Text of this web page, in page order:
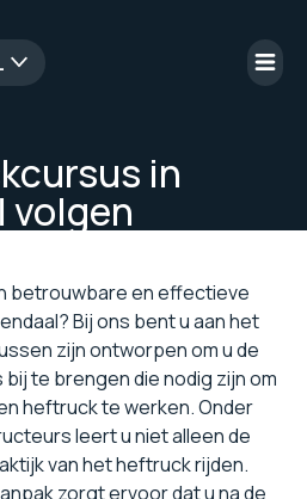
in
volgen
betrouwbare en effectieve
Bij ons bent u aan het
zijn ontworpen om u de
te brengen die nodig zijn om
heftruck te werken. Onder
leert u niet alleen de
van het heftruck rijden.
zorgt ervoor dat u na de